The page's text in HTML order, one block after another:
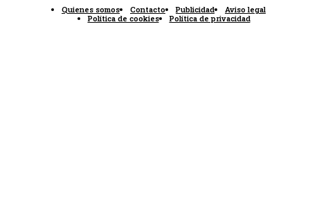
Quienes somos Contacto Publicidad
Aviso legal
Política de cookies
Política de privacidad